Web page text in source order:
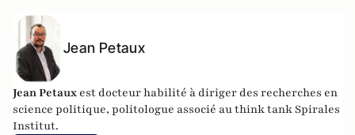
Jean Petaux
Jean Petaux est docteur habilité à diriger des recherches en
science politique, politologue associé au think tank Spirales
Institut.